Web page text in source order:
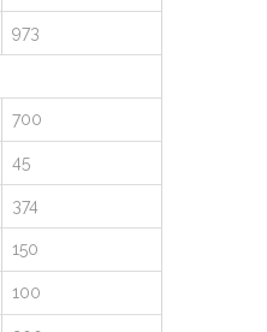
973
700
45
374
150
100